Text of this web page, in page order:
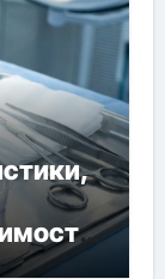
DR